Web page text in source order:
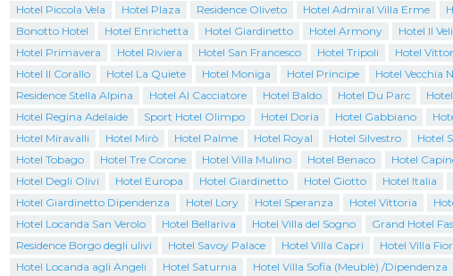
Hotel Piccola Vela Hotel Plaza Residence Oliveto Hotel Admiral Villa Erme
Bonotto Hotel
Hotel Enrichetta Hotel Giardinetto Hotel Armony
Hotel Il
Hotel Primavera
Hotel Riviera Hotel San Francesco Hotel Tripoli
Hotel
Hotel Il Corallo
Hotel La Quiete Hotel Moniga Hotel Principe
Hotel Vecchia
Residence Stella Alpina
Hotel Al Cacciatore Hotel Baldo Hotel Du Parc
Hotel Regina Adelaide
Sport Hotel Olimpo Hotel Doria Hotel Gabbiano
Hotel Miravalli
Hotel Mirò Hotel Palme Hotel Royal Hotel Silvestro
Hotel
Hotel Tobago
Hotel Tre Corone Hotel Villa Mulino Hotel Benaco
Hotel
Hotel Degli Olivi
Hotel Europa Hotel Giardinetto Hotel Giotto Hotel Italia
Hotel Giardinetto Dipendenza
Hotel Lory Hotel Speranza Hotel Vittoria
Hotel Locanda San Verolo
Hotel Bellariva Hotel Villa del Sogno
Grand Hotel
Residence Borgo degli ulivi
Hotel Savoy Palace Hotel Villa Capri
Hotel Villa
Hotel Locanda agli Angeli
Hotel Saturnia
Hotel Villa Sofia (Meublè) /Dipendenza